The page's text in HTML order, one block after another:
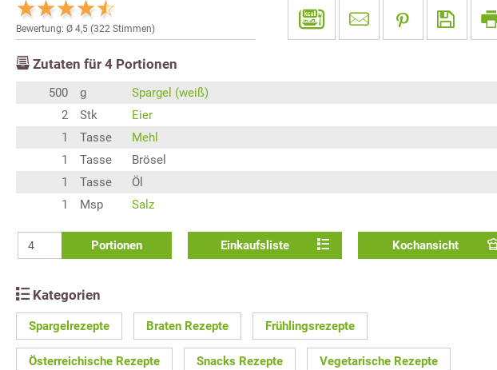
Bewertung: Ø 4,5 (322 Stimmen)
Zutaten für 4 Portionen
500 g
Spargel (weiß)
2
Stk
Eier
1
Tasse
Mehl
1
Tasse
Brösel
1
Tasse
Öl
1
Msp Salz
Portionen Einkaufsliste Kochansicht
Kategorien
Spargelrezepte Braten Rezepte Frühlingsrezepte
Österreichische Rezepte Snacks Rezepte Vegetarische Rezepte